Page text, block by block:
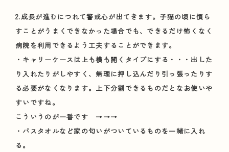
2.成長が進むにつれて警戒心が出てきます。子猫の頃に慣ら
すことがうまくできなかった場合でも、できるだけ怖くなく
病院を利用できるよう工夫することができます。
・キャリーケースは上も横も開くタイプにする・・・出した
り入れたりがしやすく、無理に押し込んだり引っ張ったりす
る必要がなくなります。上下分割できるものだとなお使いや
すいですね。
こういうのが一番です →→→
・バスタオルなど家の匂いがついているものを一緒に入れ
る。